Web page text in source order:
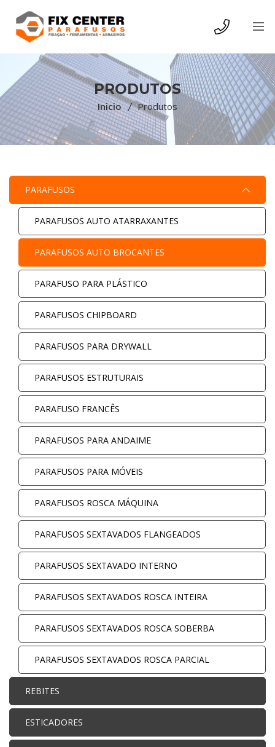
PRODUTOS
Inicio Produtos
PARAFUSOS
PARAFUSOS AUTO ATARRAXANTES
PARAFUSOS AUTO BROCANTES
PARAFUSO PARA PLÁSTICO
PARAFUSOS CHIPBOARD
PARAFUSOS PARA DRYWALL
PARAFUSOS ESTRUTURAIS
PARAFUSO FRANCÊS
PARAFUSOS PARA ANDAIME
PARAFUSOS PARA MÓVEIS
PARAFUSOS ROSCA MÁQUINA
PARAFUSOS SEXTAVADOS FLANGEADOS
PARAFUSOS SEXTAVADO INTERNO
PARAFUSOS SEXTAVADOS ROSCA INTEIRA
PARAFUSOS SEXTAVADOS ROSCA SOBERBA
PARAFUSOS SEXTAVADOS ROSCA PARCIAL
REBITES
ESTICADORES